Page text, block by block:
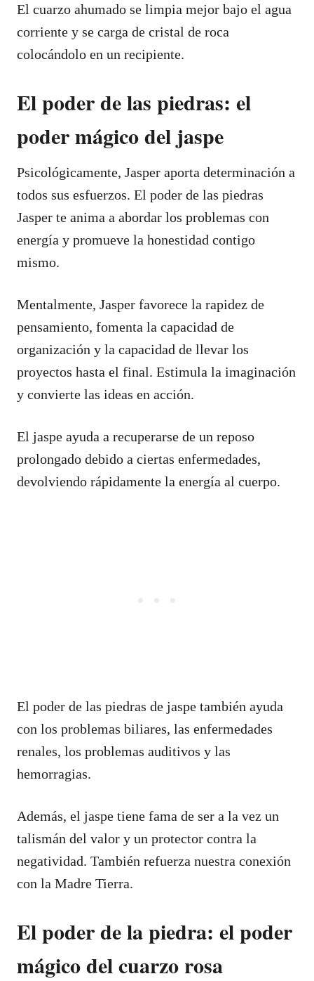
El cuarzo ahumado se limpia mejor bajo el agua
corriente y se carga de cristal de roca
colocándolo en un recipiente.
El poder de las piedras: el
poder mágico del jaspe
Psicológicamente, Jasper aporta determinación a
todos sus esfuerzos. El poder de las piedras
Jasper te anima a abordar los problemas con
energía y promueve la honestidad contigo
mismo.
Mentalmente, Jasper favorece la rapidez de
pensamiento, fomenta la capacidad de
organización y la capacidad de llevar los
proyectos hasta el final. Estimula la imaginación
y convierte las ideas en acción.
El jaspe ayuda a recuperarse de un reposo
prolongado debido a ciertas enfermedades,
devolviendo rápidamente la energía al cuerpo.
El poder de las piedras de jaspe también ayuda
con los problemas biliares, las enfermedades
renales, los problemas auditivos y las
hemorragias.
Además, el jaspe tiene fama de ser a la vez un
talismán del valor y un protector contra la
negatividad. También refuerza nuestra conexión
con la Madre Tierra.
El poder de la piedra: el poder
mágico del cuarzo rosa